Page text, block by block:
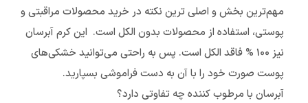
مهم‌ترین بخش و اصلی ترین نکته در خرید محصولات مراقبتی و
پوستی، استفاده از محصولات بدون الکل است. این کرم آبرسان
نیز 100 % فاقد الکل است. پس به راحتی می‌توانید خشکی‌های
پوست صورت خود را با آن به دست فراموشی بسپارید.
آبرسان با مرطوب کننده چه تفاوتی دارد؟